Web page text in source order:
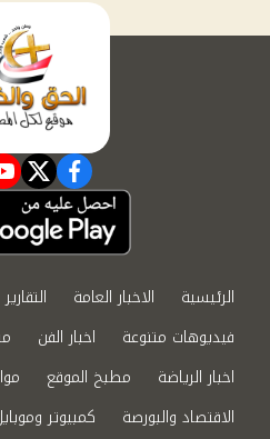
الرئيسية الاخبار العامة
فيديوهات متنوعة
اخبار الفن
اخبار الرياضة
مطبخ الموقع
الاقتصاد والبورصة
كمبيوتر